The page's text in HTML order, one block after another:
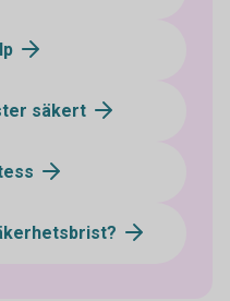
säkert